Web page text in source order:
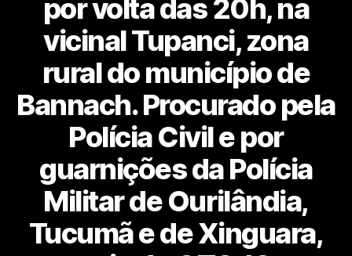
por volta das 20h, na
vicinal Tupanci, zona
rural do município de
Bannach. Procurado pela
Polícia Civil e por
guarnições da Polícia
Militar de Ourilândia,
Tucumã e de Xinguara,